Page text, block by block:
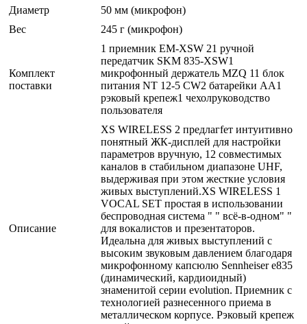
Диаметр
50 мм (микрофон)
Вес
245 г (микрофон)
Комплект
поставки
1 приемник EM-XSW 21 ручной
передатчик SKM 835-XSW1
микрофонный держатель MZQ 11 блок
питания NT 12-5 CW2 батарейки AA1
рэковый крепеж1 чехолруководство
пользователя
Описание
XS WIRELESS 2 предлагfет интуитивно
понятный ЖК-дисплей для настройки
параметров вручную, 12 совместимых
каналов в стабильном диапазоне UHF,
выдерживая при этом жесткие условия
живых выступлений.XS WIRELESS 1
VOCAL SET простая в использовании
беспроводная система " " всё-в-одном" "
для вокалистов и презентаторов.
Идеальна для живых выступлений с
высоким звуковым давлением благодаря
микрофонному капсюлю Sennheiser e835
(динамический, кардиоидный)
знаменитой серии evolution. Приемник с
технологией разнесенного приема в
металлическом корпусе. Рэковый крепеж